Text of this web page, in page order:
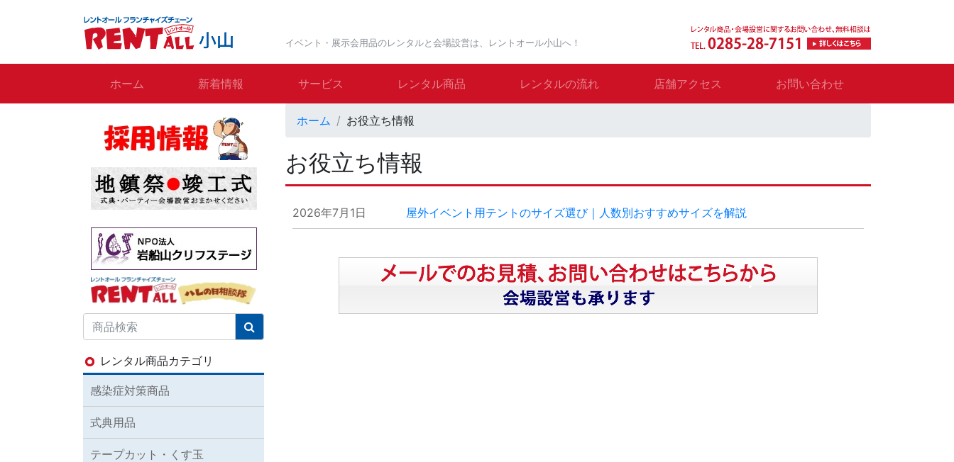
イベント・展示会用品のレンタルと会場設営は、レントオール小山へ！
ホーム 新着情報 サービス レンタル商品 レンタルの流れ 店舗アクセス お問い合わせ
ホーム お役立ち情報
お役立ち情報
2026年7月1日 屋外イベント用テントのサイズ選び｜人数別おすすめサイズを解説
レンタル商品カテゴリ
感染症対策商品
式典用品
テープカット・くす玉